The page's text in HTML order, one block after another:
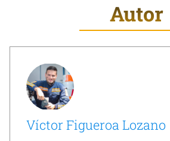
Autor
Víctor Figueroa Lozano